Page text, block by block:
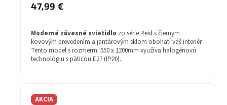
47,99 €
Moderné závesné svietidlo zo série Reid s čiernym
kovovým prevedením a jantárovým sklom obohatí váš interiér.
Tento model s rozmermi 550 x 1200mm využíva halogénovú
technológiu s päticou E27 (IP20).
AKCIA